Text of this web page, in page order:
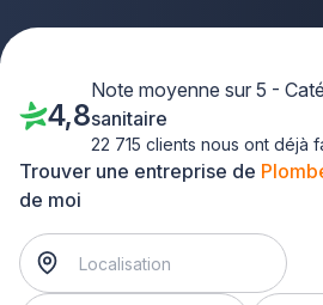
Trouver une entreprise de
de moi
4,8
Note moyenne sur 5 -
sanitaire
22 715 clients nous ont déjà